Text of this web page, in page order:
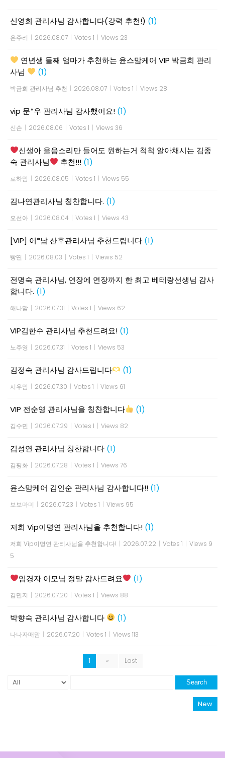
신영희 관리사님 감사합니다(강력 추천!) (1)
은주리 | 2026.08.07 | Votes 1 | Views 23
연년생 둘째 엄마가 추천하는 윤스맘케어 VIP 박금희 관리
사님
(1)
박금희 관리사님 추천 | 2026.08.07 | Votes 1 | Views 28
vip 문*우 관리사님 감사했어요! (1)
신손 | 2026.08.06 | Votes 1 | Views 36
신생아 울음소리만 들어도 원하는거 척척 알아채시는 김종
숙 관리사님
추천!!! (1)
로하맘 | 2026.08.05 | Votes 1 | Views 55
김나연관리사님 칭찬합니다. (1)
오선아 | 2026.08.04 | Votes 1 | Views 43
[VIP] 이*남 산후관리사님 추천드립니다 (1)
빵띤 | 2026.08.03 | Votes 1 | Views 52
전명숙 관리사님, 연장에 연장까지 한 최고 베테랑선생님 감사
합니다. (1)
해나맘 | 2026.07.31 | Votes 1 | Views 62
VIP김한수 관리사님 추천드려요! (1)
노주영 | 2026.07.31 | Votes 1 | Views 53
김정숙 관리사님 감사드립니다 (1)
시우맘 | 2026.07.30 | Votes 1 | Views 61
VIP 전순영 관리사님을 칭찬합니다 (1)
김수민 | 2026.07.29 | Votes 1 | Views 82
김성연 관리사님 칭찬합니다 (1)
김평화 | 2026.07.28 | Votes 1 | Views 76
윤스맘케어 김인순 관리사님 감사합니다!! (1)
보보마미 | 2026.07.23 | Votes 1 | Views 95
저희 Vip이명연 관리사님을 추천합니다! (1)
저희 Vip이명연 관리사님을 추천합니다! | 2026.07.22 | Votes 1 | Views 9
5
임경자 이모님 정말 감사드려요 (1)
김민지 | 2026.07.20 | Votes 1 | Views 88
박향숙 관리사님 감사합니다 (1)
나나자매맘 | 2026.07.20 | Votes 1 | Views 113
1 » Last
Search
New